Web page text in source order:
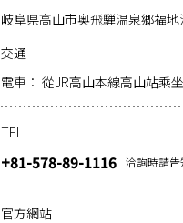
岐阜県高山市奥飛騨温泉郷福地
交通
電車： 從JR高山本線高山站乘
TEL
+81-578-89-1116 洽詢時請告
官方網站